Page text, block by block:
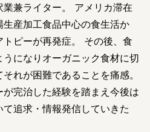
兼ライター。 アメリカ滞在
産加工食品中心の食生活か
ピーが再発症。 その後、食
になりオーガニック食材に切
れが困難であることを痛感。
完治した経験を踏まえ今後は
追求・情報発信していきた